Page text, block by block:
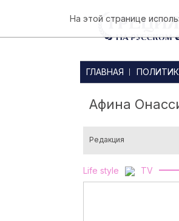
ГЛАВНАЯ
Афина
Редакция
Life style TV
На этой странице